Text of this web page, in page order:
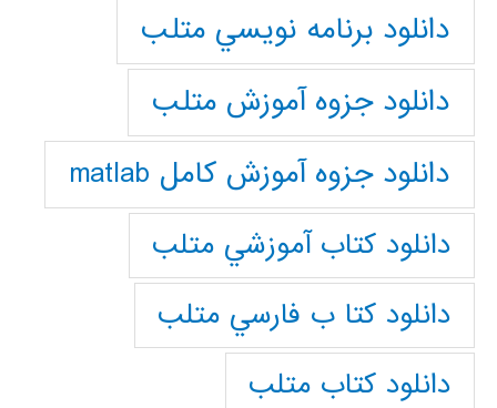
دانلود برنامه نويسي متلب
دانلود جزوه آموزش متلب
دانلود جزوه آموزش کامل matlab
دانلود كتاب آموزشي متلب
دانلود كتا ب فارسي متلب
دانلود كتاب متلب